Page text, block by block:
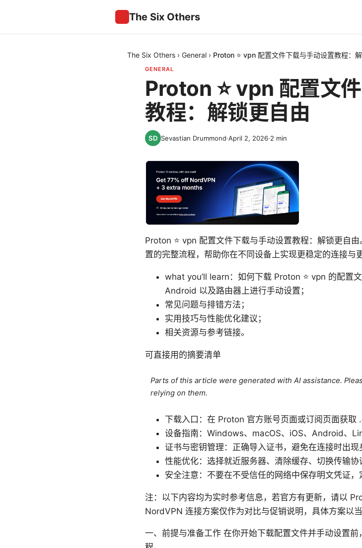
The Six Others
The Six Others › General › Proton ⭐ vpn 配置文件下载与手动设置教程：
GENERAL
Proton ⭐ vpn 配置文
教程：解锁更自由
Sevastian Drummond·April 2, 2026·2 min
Proton ⭐ vpn 配置文件下载与手动设置教程：解锁更自
置的完整流程，帮助你在不同设备上实现更稳定的连接与
what you’ll learn：如何下载 Proton ⭐ vpn 的配置
Android 以及路由器上进行手动设置；
常见问题与排错方法；
实用技巧与性能优化建议；
相关资源与参考链接。
可直接用的摘要清单
Parts of this article were generated with AI assistance.
relying on them.
下载入口：在 Proton 官方账号页面或订阅页面获取
设备指南：Windows、macOS、iOS、Android、
证书与密钥管理：正确导入证书，避免在连接时出现
性能优化：选择就近服务器、清除缓存、切换传输协
安全注意：不要在不受信任的网络中保存明文凭证，
注：以下内容均为实时参考信息，若官方有更新，请以
NordVPN 连接方案仅作为对比与促销说明，具体方案以当
一、前提与准备工作 在你开始下载配置文件并手动设置